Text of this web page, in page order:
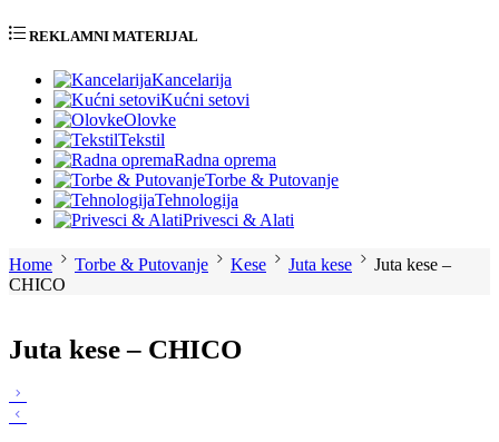
REKLAMNI MATERIJAL
Kancelarija
Kućni setovi
Olovke
Tekstil
Radna oprema
Torbe & Putovanje
Tehnologija
Privesci & Alati
Home Torbe & Putovanje Kese Juta kese
Juta kese –
CHICO
Juta kese – CHICO